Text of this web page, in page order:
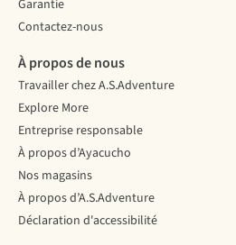
Garantie
Contactez-nous
À propos de nous
Travailler chez A.S.Adventure
Explore More
Entreprise responsable
À propos d’Ayacucho
Nos magasins
À propos d’A.S.Adventure
Déclaration d'accessibilité